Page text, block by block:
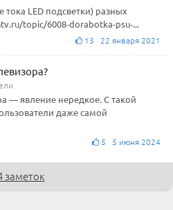
LED подсветки) разных
topic/6008-dorabotka-psu-...
13 22 января 2021
— явление нередкое. С такой
даже самой
5 5 июня 2024
заметок